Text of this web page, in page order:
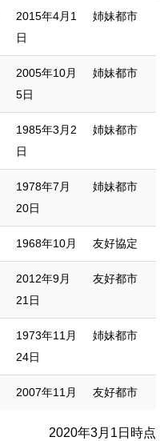
2015年4月1
日
姉妹都市
2005年10月
5日
姉妹都市
1985年3月2
日
姉妹都市
1978年7月
20日
姉妹都市
1968年10月 友好協定
2012年9月
21日
友好都市
1973年11月
24日
姉妹都市
2007年11月 友好都市
2020年3月1日時点